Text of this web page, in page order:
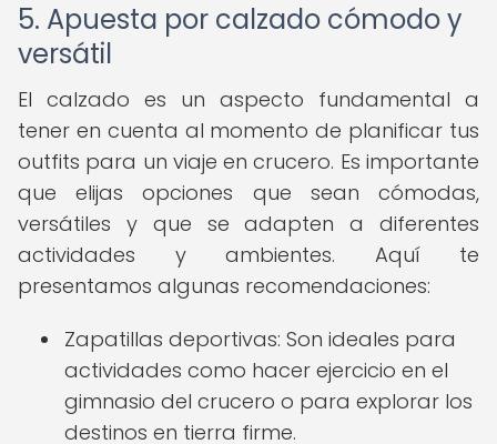
5. Apuesta por calzado cómodo y
versátil
El calzado es un aspecto fundamental a
tener en cuenta al momento de planificar tus
outfits para un viaje en crucero. Es importante
que elijas opciones que sean cómodas,
versátiles y que se adapten a diferentes
actividades y ambientes. Aquí te
presentamos algunas recomendaciones:
Zapatillas deportivas: Son ideales para
actividades como hacer ejercicio en el
gimnasio del crucero o para explorar los
destinos en tierra firme.